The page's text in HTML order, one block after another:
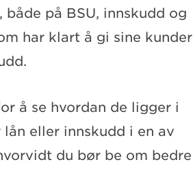
både på BSU, innskudd og
har klart å gi sine kunder
å se hvordan de ligger i
eller innskudd i en av
du bør be om bedre